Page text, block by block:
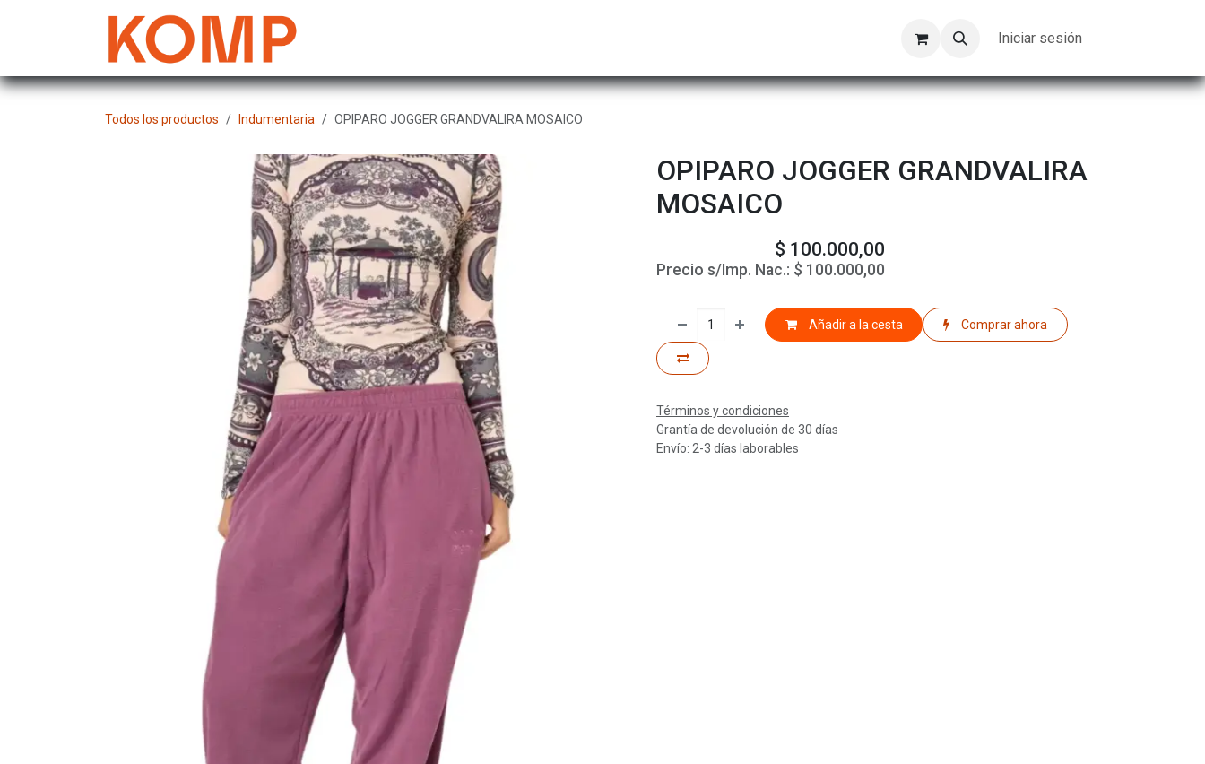
Trabajos Iniciar sesión
Todos los productos Indumentaria OPIPARO JOGGER GRANDVALIRA MOSAICO
OPIPARO JOGGER GRANDVALIRA
MOSAICO
$ 100.000,00
Precio s/Imp. Nac.: $ 100.000,00
Añadir a la cesta Comprar ahora
Términos y condiciones
Grantía de devolución de 30 días
Envío: 2-3 días laborables